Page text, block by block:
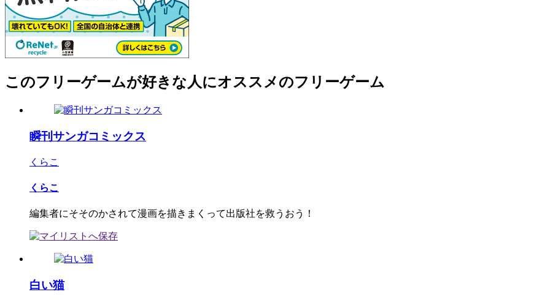
このフリーゲームが好きな人にオススメのフリーゲーム
瞬刊サンガコミックス
くらこ
くらこ
編集者にそそのかされて漫画を描きまくって出版社を救うおう！
白い猫